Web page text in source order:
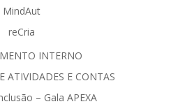
MindAut
reCria
INTERNO
ATIVIDADES E CONTAS
– Gala APEXA